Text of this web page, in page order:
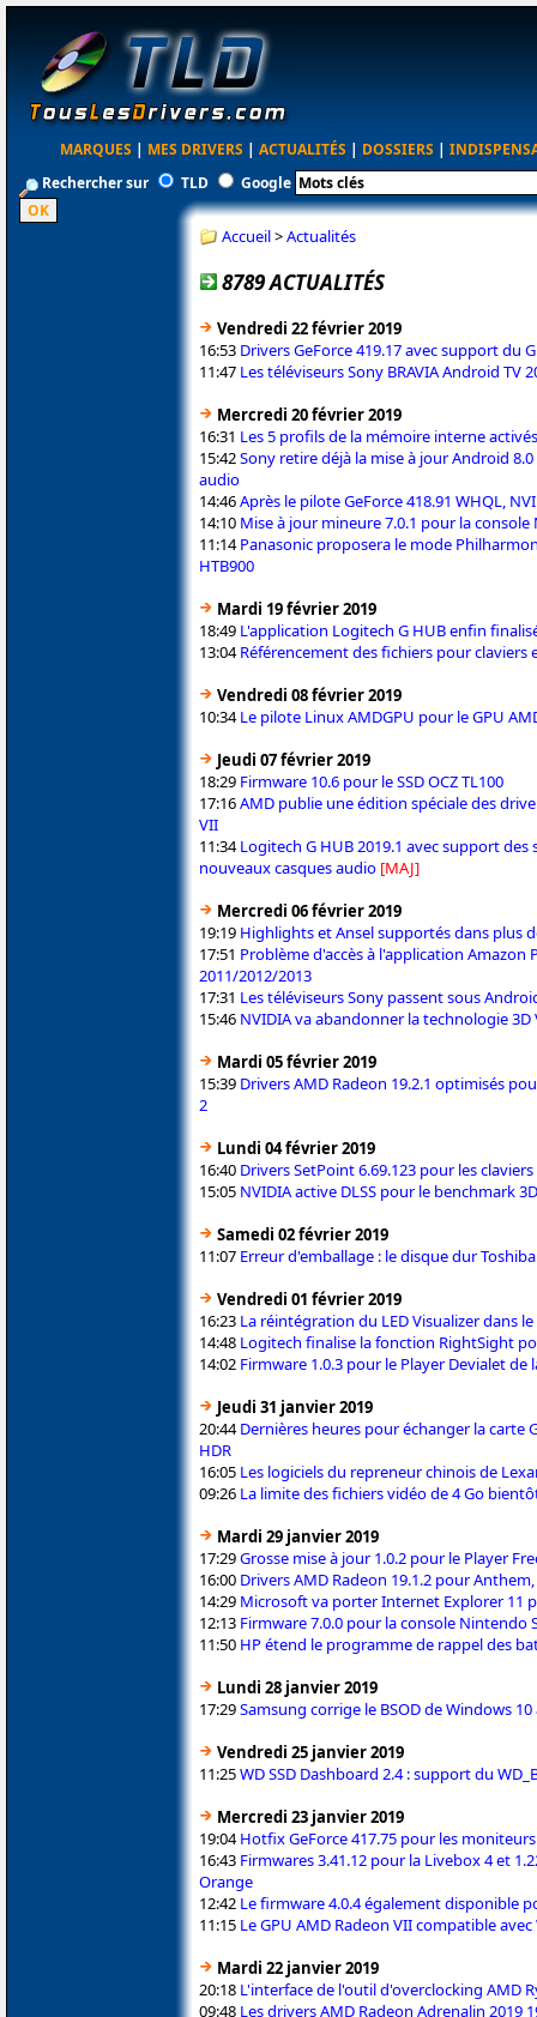
MARQUES | MES DRIVERS | ACTUALITÉS | DOSSIERS |
Rechercher sur
TLD Google
Accueil>Actualités
8789 ACTUALITÉS
Vendredi 22 février 2019
16:53 Drivers GeForce 419.17 avec support du
11:47 Les téléviseurs Sony BRAVIA Android TV
Mercredi 20 février 2019
16:31 Les 5 profils de la mémoire interne
15:42Sony retire déjà la mise à jour Android
audio
14:46Après le pilote GeForce 418.91 WHQL,
14:10 Mise à jour mineure 7.0.1 pour la
11:14Panasonic proposera le mode
HTB900
Mardi 19 février 2019
18:49 L'application Logitech G HUB enfin
13:04Référencement des fichiers pour claviers
Vendredi 08 février 2019
10:34Le pilote Linux AMDGPU pour le GPU
Jeudi 07 février 2019
18:29 Firmware 10.6 pour le SSD OCZ TL100
17:16AMD publie une édition spéciale des
VII
11:34Logitech G HUB 2019.1 avec support des
nouveaux casques audio [MAJ]
Mercredi 06 février 2019
19:19 Highlights et Ansel supportés dans plus
17:51 Problème d'accès à l'application Amazon
2011/2012/2013
17:31 Les téléviseurs Sony passent sous
15:46 NVIDIA va abandonner la technologie
Mardi 05 février 2019
15:39 Drivers AMD Radeon 19.2.1 optimisés
2
Lundi 04 février 2019
16:40 Drivers SetPoint 6.69.123 pour les
15:05 NVIDIA active DLSS pour le benchmark
Samedi 02 février 2019
11:07 Erreur d'emballage : le disque dur
Vendredi 01 février 2019
16:23 La réintégration du LED Visualizer dans
14:48 Logitech finalise la fonction RightSight
14:02 Firmware 1.0.3 pour le Player Devialet de
Jeudi 31 janvier 2019
20:44Dernières heures pour échanger la carte
HDR
16:05 Les logiciels du repreneur chinois de
09:26 La limite des fichiers vidéo de 4 Go
Mardi 29 janvier 2019
17:29Grosse mise à jour 1.0.2 pour le Player
16:00 Drivers AMD Radeon 19.1.2 pour
14:29 Microsoft va porter Internet Explorer 11
12:13 Firmware 7.0.0 pour la console Nintendo
11:50 HP étend le programme de rappel des
Lundi 28 janvier 2019
17:29Samsung corrige le BSOD de Windows
Vendredi 25 janvier 2019
11:25WD SSD Dashboard 2.4 : support du
Mercredi 23 janvier 2019
19:04Hotfix GeForce 417.75 pour les moniteurs
16:43 Firmwares 3.41.12 pour la Livebox 4 et
Orange
12:42 Le firmware 4.0.4 également disponible
11:15 Le GPU AMD Radeon VII compatible
Mardi 22 janvier 2019
20:18 L'interface de l'outil d'overclocking AMD
09:48 Les drivers AMD Radeon Adrenalin 2019